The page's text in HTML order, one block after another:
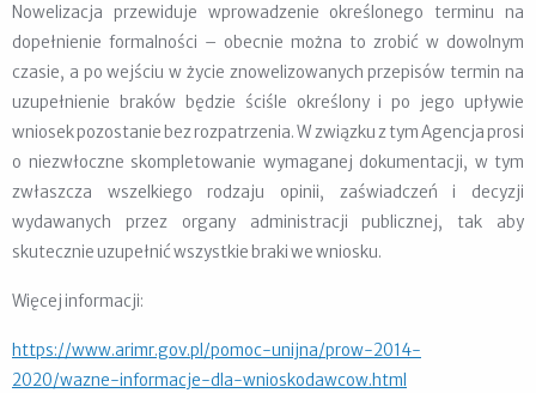
Nowelizacja przewiduje wprowadzenie określonego terminu na
dopełnienie formalności – obecnie można to zrobić w dowolnym
czasie, a po wejściu w życie znowelizowanych przepisów termin na
uzupełnienie braków będzie ściśle określony i po jego upływie
wniosek pozostanie bez rozpatrzenia. W związku z tym Agencja prosi
o niezwłoczne skompletowanie wymaganej dokumentacji, w tym
zwłaszcza wszelkiego rodzaju opinii, zaświadczeń i decyzji
wydawanych przez organy administracji publicznej, tak aby
skutecznie uzupełnić wszystkie braki we wniosku.
Więcej informacji:
https://www.arimr.gov.pl/pomoc-unijna/prow-2014-
2020/wazne-informacje-dla-wnioskodawcow.html